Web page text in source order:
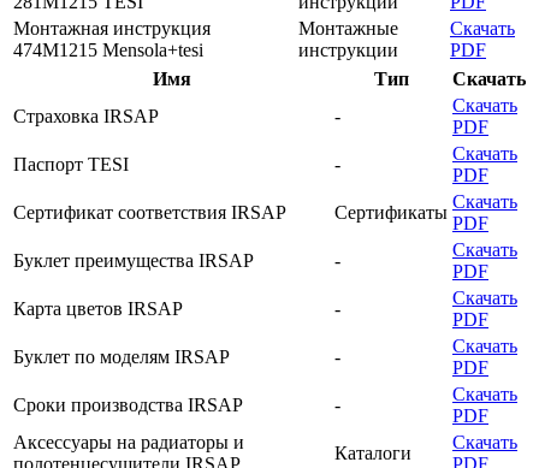
Монтажная инструкция
474M1215 Mensola+tesi
Монтажные
инструкции
Скачать
PDF
Имя
Тип
Скачать
Страховка IRSAP
-
Скачать
PDF
Паспорт TESI
-
Скачать
PDF
Сертификат соответствия IRSAP
Сертификаты
Скачать
PDF
Буклет преимущества IRSAP
-
Скачать
PDF
Карта цветов IRSAP
-
Скачать
PDF
Буклет по моделям IRSAP
-
Скачать
PDF
Cроки производства IRSAP
-
Скачать
PDF
Аксессуары на радиаторы и
полотенцесушители IRSAP
Каталоги
Скачать
PDF